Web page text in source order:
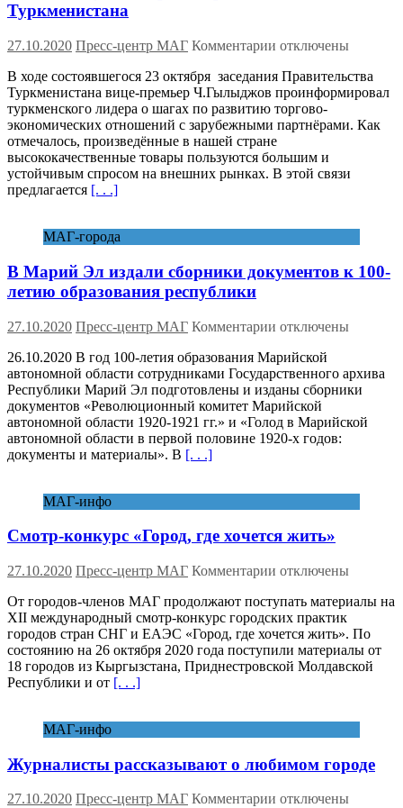
Туркменистана
27.10.2020 Пресс-центр МАГ Комментарии к
В
Казани
будет
открыт
Торговый
дом
Туркменистана
отключены
В ходе состоявшегося 23 октября заседания Правительства
Туркменистана вице-премьер Ч.Гылыджов проинформировал
туркменского лидера о шагах по развитию торгово-
экономических отношений с зарубежными партнёрами. Как
отмечалось, произведённые в нашей стране
высококачественные товары пользуются большим и
устойчивым спросом на внешних рынках. В этой связи
предлагается [. . .]
МАГ-города
В Марий Эл издали сборники документов к 100-
летию образования республики
27.10.2020 Пресс-центр МАГ Комментарии к
В
Марий
Эл
издали
сборники
документов
отключены
26.10.2020 В год 100-летия образования Марийской
автономной области сотрудниками Государственного архива
Республики Марий Эл подготовлены и изданы сборники
документов «Революционный комитет Марийской
автономной области 1920-1921 гг.» и «Голод в Марийской
автономной области в первой половине 1920-х годов:
документы и материалы». В [. . .]
МАГ-инфо
Смотр-конкурс «Город, где хочется жить»
27.10.2020 Пресс-центр МАГ Комментарии к
Смотр-
конкурс
«Город,
где
хочется
отключены
От городов-членов МАГ продолжают поступать материалы на
XII международный смотр-конкурс городских практик
городов стран СНГ и ЕАЭС «Город, где хочется жить». По
состоянию на 26 октября 2020 года поступили материалы от
18 городов из Кыргызстана, Приднестровской Молдавской
Республики и от [. . .]
МАГ-инфо
Журналисты рассказывают о любимом городе
27.10.2020 Пресс-центр МАГ Комментарии котключены